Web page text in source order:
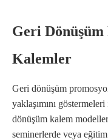
Geri
Kalemler
Geri dönüşüm
yaklaşımını
dönüşüm kalem
seminerlerde veya eğitim